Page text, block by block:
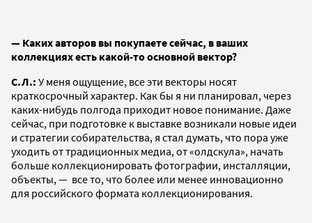
— Каких авторов вы покупаете сейчас, в ваших
коллекциях есть какой-то основной вектор?
С.Л.: У меня ощущение, все эти векторы носят
краткосрочный характер. Как бы я ни планировал, через
каких-нибудь полгода приходит новое понимание. Даже
сейчас, при подготовке к выставке возникали новые идеи
и стратегии собирательства, я стал думать, что пора уже
уходить от традиционных медиа, от «олдскула», начать
больше коллекционировать фотографии, инсталляции,
объекты, — все то, что более или менее инновационно
для российского формата коллекционирования.